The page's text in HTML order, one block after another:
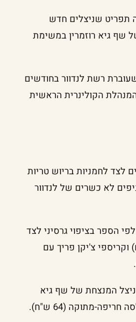
תפריט שניצלים חדש
שף גיא רוזמרין במשימת
רשת לנדוור בחודשים
הקולינרית הראשית
לצד לחמניות בריוש טריות
ורטבי סלסה מיוחדים. התפריט יוגש בלמעלה מ-50 סניפים לא כשרים של לנדוור
הספר בציפוי גרסיני לצד
שניצל שייטל דק בציפוי פריך לצד פירה (78 ש"ח) וקריספי צ'יקן פריך עם
המנצחת של שף גיא
מתוקה (64 ש"ח).